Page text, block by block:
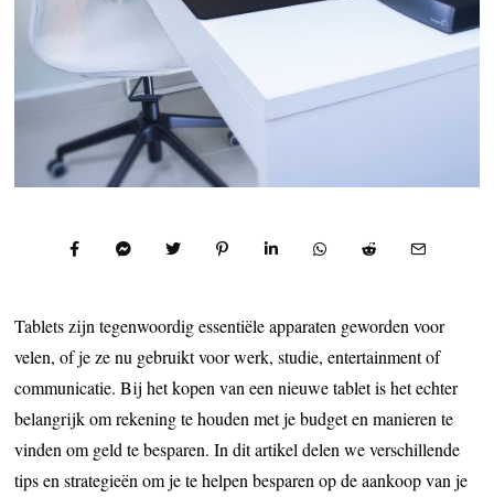
Tablets zijn tegenwoordig essentiële apparaten geworden voor
velen, of je ze nu gebruikt voor werk, studie, entertainment of
communicatie. Bij het kopen van een nieuwe tablet is het echter
belangrijk om rekening te houden met je budget en manieren te
vinden om geld te besparen. In dit artikel delen we verschillende
tips en strategieën om je te helpen besparen op de aankoop van je